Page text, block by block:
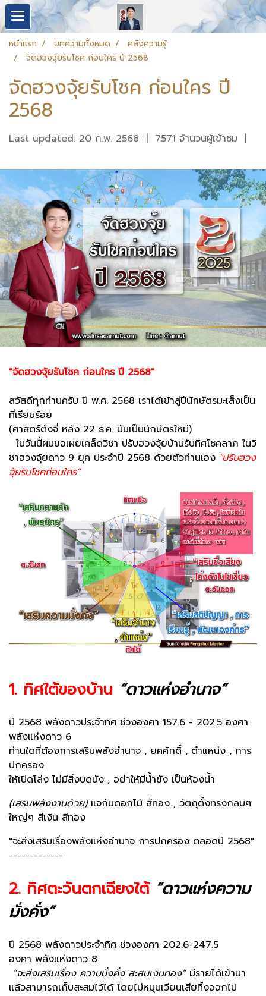
หน้าแรก บทความทั้งหมด
คลังความรู้
จัดฮวงจุ้ยรับโชค ก่อนใคร ปี 2568
จัดฮวงจุ้ยรับโชค ก่อนใคร ปี
2568
Last updated: 20 ก.พ. 2568 | 7571 จำนวนผู้เข้าชม |
"จัดฮวงจุ้ยรับโชค ก่อนใคร ปี 2568"
สวัสดีทุกท่านครับ ปี พ.ศ. 2568 เราได้เข้าสู่ปีนักษัตรมะเส็งเป็น
ที่เรียบร้อย
(ศาสตร์ตังจี่ หลัง 22 ธ.ค. นับเป็นนักษัตรใหม่)
ในวันนี้ผมขอเผยเคล็ดวิชา ปรับฮวงจุ้ยบ้านรับทิศโชคลาภ ในวิ
ชาฮวงจุ้ยดาว 9 ยุค ประจำปี 2568 ด้วยตัวท่านเอง "ปรับฮวง
จุ้ยรับโชคก่อนใคร"
1. ทิศใต้ของบ้าน “ดาวแห่งอำนาจ”
ปี 2568 พลังดาวประจำทิศ ช่วงองศา 157.6 - 202.5 องศา
พลังแห่งดาว 6
ท่านใดที่ต้องการเสริมพลังอำนาจ , ยศศักดิ์ , ตำแหน่ง , การ
ปกครอง
ให้เปิดโล่ง ไม่มีสิ่งบดบัง , อย่าให้มีน้ำขัง เป็นห้องน้ำ
(เสริมพลังงานด้วย)แจกันดอกไม้ สีทอง , วัตถุตั้งทรงกลมๆ
ใหญ่ๆ สีเงิน สีทอง
"จะส่งเสริมเรื่องพลังแห่งอำนาจ การปกครอง ตลอดปี 2568"
-------------
2. ทิศตะวันตกเฉียงใต้ “ดาวแห่งความ
มั่งคั่ง”
ปี 2568 พลังดาวประจำทิศ ช่วงองศา 202.6-247.5
องศา พลังแห่งดาว 8
“จะส่งเสริมเรื่อง ความมั่งคั่ง สะสมเงินทอง” มีรายได้เข้ามา
แล้วสามารถเก็บสะสมไว้ได้ โดยไม่หมุนเวียนเสียทิ้งออกไป